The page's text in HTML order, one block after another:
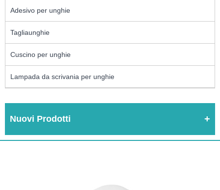
Adesivo per unghie
Tagliaunghie
Cuscino per unghie
Lampada da scrivania per unghie
Nuovi Prodotti